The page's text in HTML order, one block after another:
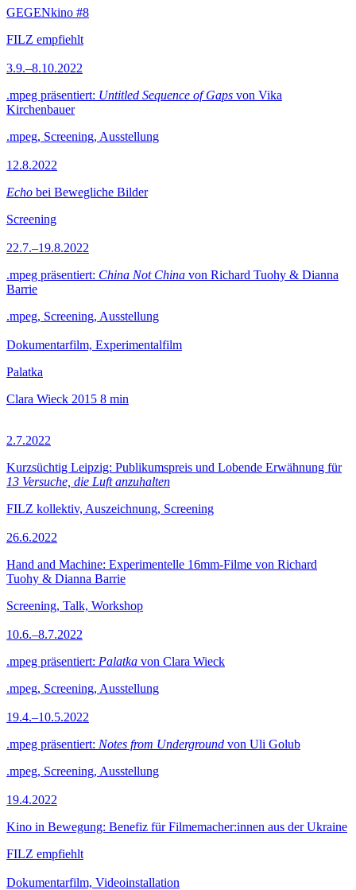
GEGENkino #8
FILZ empfiehlt
3.9.–8.10.2022
.mpeg präsentiert: Untitled Sequence of Gaps von Vika
Kirchenbauer
.mpeg, Screening, Ausstellung
12.8.2022
Echo bei Bewegliche Bilder
Screening
22.7.–19.8.2022
.mpeg präsentiert: China Not China von Richard Tuohy & Dianna
Barrie
.mpeg, Screening, Ausstellung
Dokumentarfilm, Experimentalfilm
Palatka
Clara Wieck 2015 8 min
2.7.2022
Kurzsüchtig Leipzig: Publikumspreis und Lobende Erwähnung für
13 Versuche, die Luft anzuhalten
FILZ kollektiv, Auszeichnung, Screening
26.6.2022
Hand and Machine: Experimentelle 16mm-Filme von Richard
Tuohy & Dianna Barrie
Screening, Talk, Workshop
10.6.–8.7.2022
.mpeg präsentiert: Palatka von Clara Wieck
.mpeg, Screening, Ausstellung
19.4.–10.5.2022
.mpeg präsentiert: Notes from Underground von Uli Golub
.mpeg, Screening, Ausstellung
19.4.2022
Kino in Bewegung: Benefiz für Filmemacher:innen aus der Ukraine
FILZ empfiehlt
Dokumentarfilm, Videoinstallation